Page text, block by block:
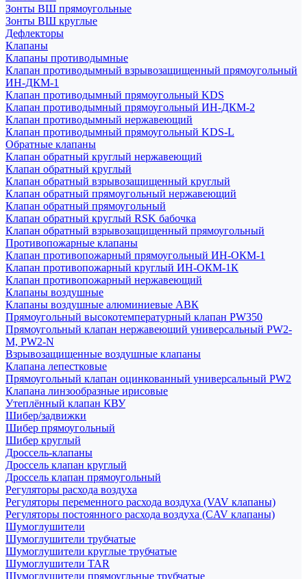
Зонты ВШ прямоугольные
Зонты ВШ круглые
Дефлекторы
Клапаны
Клапаны противодымные
Клапан противодымный взрывозащищенный прямоугольный
ИН-ДКМ-1
Клапан противодымный прямоугольный KDS
Клапан противодымный прямоугольный ИН-ДКМ-2
Клапан противодымный нержавеющий
Клапан противодымный прямоугольный KDS-L
Обратные клапаны
Клапан обратный круглый нержавеющий
Клапан обратный круглый
Клапан обратный взрывозащищенный круглый
Клапан обратный прямоугольный нержавеющий
Клапан обратный прямоугольный
Клапан обратный круглый RSK бабочка
Клапан обратный взрывозащищенный прямоугольный
Противопожарные клапаны
Клапан противопожарный прямоугольный ИН-ОКМ-1
Клапан противопожарный круглый ИН-ОКМ-1К
Клапан противопожарный нержавеющий
Клапаны воздушные
Клапаны воздушные алюминиевые АВК
Прямоугольный высокотемпературный клапан PW350
Прямоугольный клапан нержавеющий универсальный PW2-
M, PW2-N
Взрывозащищенные воздушные клапаны
Клапана лепестковые
Прямоугольный клапан оцинкованный универсальный PW2
Клапана линзообразные ирисовые
Утеплённый клапан КВУ
Шибер/задвижки
Шибер прямоугольный
Шибер круглый
Дроссель-клапаны
Дроссель клапан круглый
Дроссель клапан прямоугольный
Регуляторы расхода воздуха
Регуляторы переменного расхода воздуха (VAV клапаны)
Регуляторы постоянного расхода воздуха (CAV клапаны)
Шумоглушители
Шумоглушители трубчатые
Шумоглушители круглые трубчатые
Шумоглушители TAR
Шумоглушители прямоугльные трубчатые